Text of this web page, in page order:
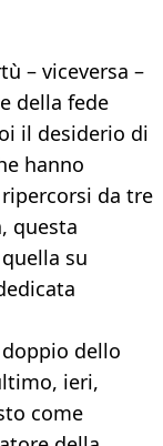
– viceversa –
della fede
il desiderio di
hanno
ripercorsi da tre
questa
su
dello
ieri,
come